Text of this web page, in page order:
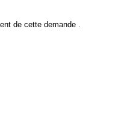
de cette demande .